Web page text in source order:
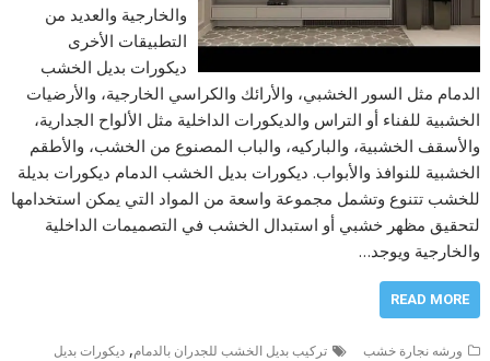
والخارجية والعديد من
التطبيقات الأخرى
ديكورات بديل الخشب
الدمام مثل السور الخشبي، والأرائك والكراسي الخارجية، والأرضيات
الخشبية للفناء أو التراس والديكورات الداخلية مثل الألواح الجدارية،
والأسقف الخشبية، والباركيه، والباب المصنوع من الخشب، والأطقم
الخشبية للنوافذ والأبواب. ديكورات بديل الخشب الدمام ديكورات بديلة
للخشب تتنوع وتشمل مجموعة واسعة من المواد التي يمكن استخدامها
لتحقيق مظهر خشبي أو استبدال الخشب في التصميمات الداخلية
والخارجية ويوجد…
READ MORE
ورشه نجارة خشب تركيب بديل الخشب للجدران بالدمام,ديكورات بديل